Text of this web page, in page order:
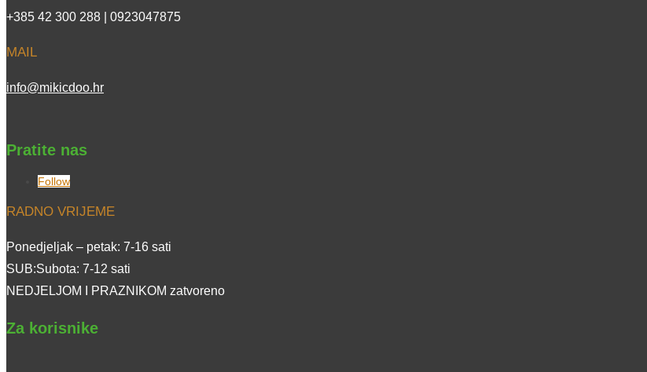
+385 42 300 288 | 0923047875
MAIL
info@mikicdoo.hr
Pratite nas
Follow
RADNO VRIJEME
Ponedjeljak – petak: 7-16 sati
SUB:Subota: 7-12 sati
NEDJELJOM I PRAZNIKOM zatvoreno
Za korisnike